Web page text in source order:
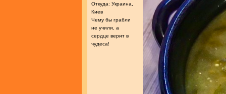
Откуда: Украина,
Киев
Чему бы грабли
не учили, а
сердце верит в
чудеса!